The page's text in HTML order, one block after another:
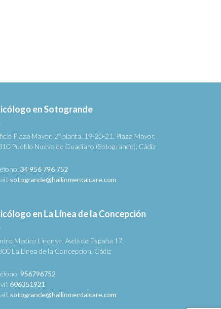
en Sotogrande
Plaza Mayor, 2º planta, 19-20-21, Plaza Mayor,
Pueblo Nuevo de Guadiaro (Sotogrande), Cádiz
34 956 796 752
sotogrande@hallinmentalcare.com
en La Línea de la Concepción
Medico Linense, Avda de España 17,
La Linea de la Concepcion, Cádiz
956796752
606351921
sotogrande@hallinmentalcare.com